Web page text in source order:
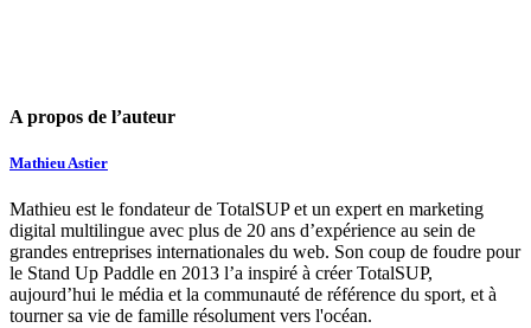
A propos de l’auteur
Mathieu Astier
Mathieu est le fondateur de TotalSUP et un expert en marketing
digital multilingue avec plus de 20 ans d’expérience au sein de
grandes entreprises internationales du web. Son coup de foudre pour
le Stand Up Paddle en 2013 l’a inspiré à créer TotalSUP,
aujourd’hui le média et la communauté de référence du sport, et à
tourner sa vie de famille résolument vers l'océan.